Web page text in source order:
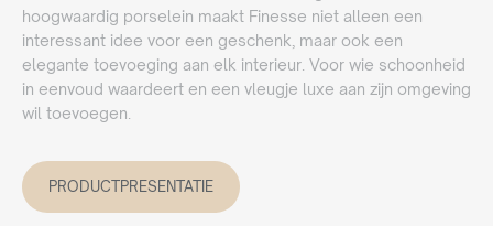
hoogwaardig porselein maakt Finesse niet alleen een
interessant idee voor een geschenk, maar ook een
elegante toevoeging aan elk interieur. Voor wie schoonheid
in eenvoud waardeert en een vleugje luxe aan zijn omgeving
wil toevoegen.
PRODUCTPRESENTATIE